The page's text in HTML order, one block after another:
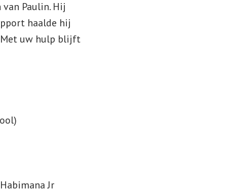
Paulin. Hij
haalde hij
Met uw hulp blijft
Jr